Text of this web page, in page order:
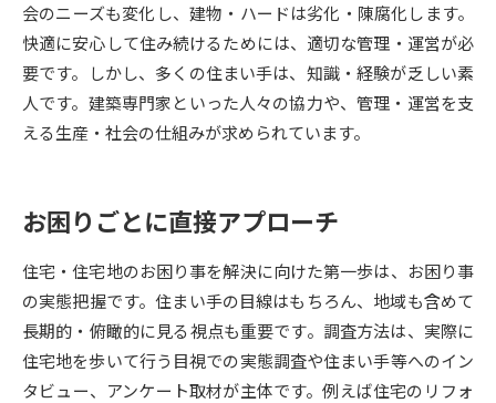
大学研究 大学検索
大学で学べる内容や特徴を調べる
集
データサイエンス特集 奨学金・特待生制度特集
デジタルパンフレット 進路の３択
新学年スタート号特集ページ
（高3生用）
新学年スタート号特集ページ
（高2生用）
会のニーズも変化し、建物・ハードは劣化・陳腐化します。
快適に安心して住み続けるためには、適切な管理・運営が必
要です。しかし、多くの住まい手は、知識・経験が乏しい素
人です。建築専門家といった人々の協力や、管理・運営を支
える生産・社会の仕組みが求められています。
お困りごとに直接アプローチ
住宅・住宅地のお困り事を解決に向けた第一歩は、お困り事
の実態把握です。住まい手の目線はもちろん、地域も含めて
長期的・俯瞰的に見る視点も重要です。調査方法は、実際に
住宅地を歩いて行う目視での実態調査や住まい手等へのイン
タビュー、アンケート取材が主体です。例えば住宅のリフォ